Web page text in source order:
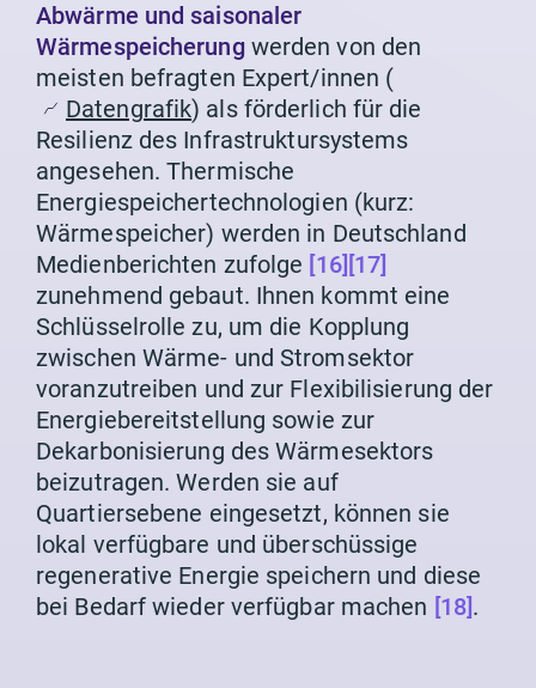
Abwärme und saisonaler
Wärmespeicherungwerden von den
meisten befragten Expert/innen (
Datengrafik) als förderlich für die
Resilienz des Infrastruktursystems
angesehen. Thermische
Energiespeichertechnologien (kurz:
Wärmespeicher) werden in Deutschland
Medienberichten zufolge [16] [17]
zunehmend gebaut. Ihnen kommt eine
Schlüsselrolle zu, um die Kopplung
zwischen Wärme- und Stromsektor
voranzutreiben und zur Flexibilisierung der
Energiebereitstellung sowie zur
Dekarbonisierung des Wärmesektors
beizutragen. Werden sie auf
Quartiersebene eingesetzt, können sie
lokal verfügbare und überschüssige
regenerative Energie speichern und diese
bei Bedarf wieder verfügbar machen [18].